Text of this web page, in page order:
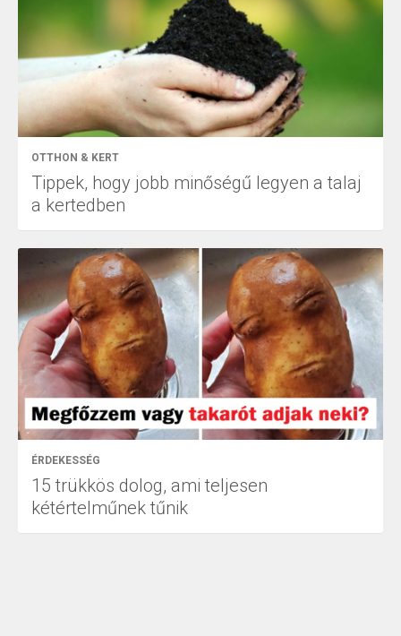
OTTHON & KERT
Tippek, hogy jobb minőségű legyen a talaj
a kertedben
ÉRDEKESSÉG
15 trükkös dolog, ami teljesen
kétértelműnek tűnik